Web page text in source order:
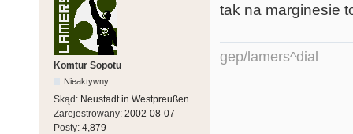
Komtur Sopotu
Nieaktywny
Skąd: Neustadt in Westpreußen
Zarejestrowany: 2002-08-07
Posty: 4,879
tak na marginesie
gep/lamers^dial